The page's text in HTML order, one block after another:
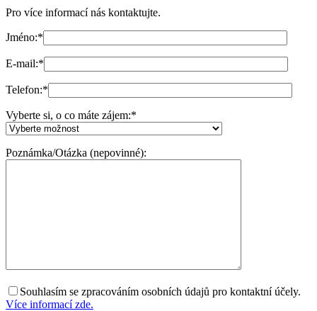
Pro více informací nás kontaktujte.
Jméno:*
E-mail:*
Telefon:*
Vyberte si, o co máte zájem:*
Poznámka/Otázka (nepovinné):
Souhlasím se zpracováním osobních údajů pro kontaktní účely.
Více informací zde.